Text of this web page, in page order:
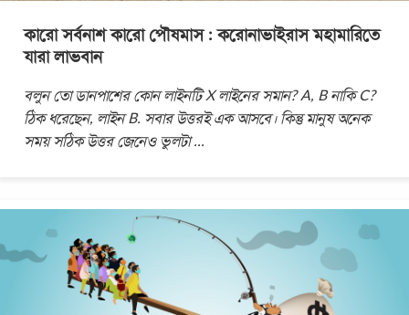
কারো সর্বনাশ কারো পৌষমাস : করোনাভাইরাস মহামারিতে
যারা লাভবান
বলুন তো ডানপাশের কোন লাইনটি X লাইনের সমান? A, B নাকি C?
ঠিক ধরেছেন, লাইন B. সবার উত্তরই এক আসবে। কিন্তু মানুষ অনেক
সময় সঠিক উত্তর জেনেও ভুলটা...